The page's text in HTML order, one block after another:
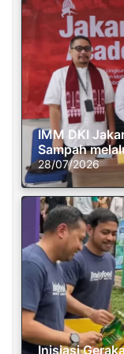
IMM DKI
Sampah
28/07/2026
Inisiasi